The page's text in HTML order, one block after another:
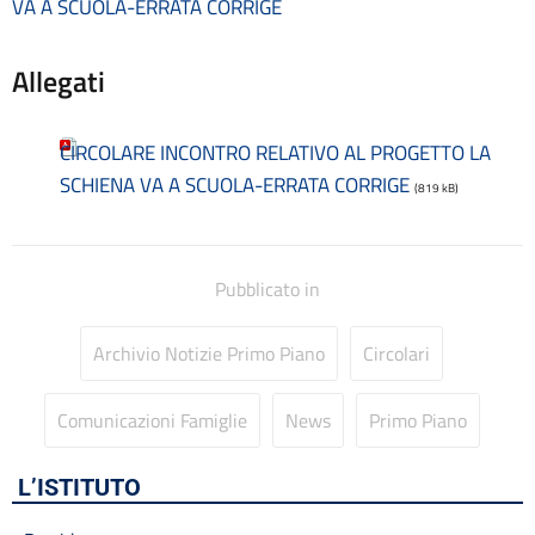
Contrattazione collettiva
Cookie Policy (UE)
Corsi
D.S.G.A.
FAQ e VideoTutorial Registro Elettronico CLASSEVIVA
Home
Incarichi conferiti e autorizzati ai dipendenti
VA A SCUOLA-ERRATA CORRIGE
Allegati
CIRCOLARE INCONTRO RELATIVO AL PROGETTO LA
SCHIENA VA A SCUOLA-ERRATA CORRIGE (819 kB)
Pubblicato in
Archivio Notizie Primo Piano Circolari
Comunicazioni Famiglie News Primo Piano
L’ISTITUTO